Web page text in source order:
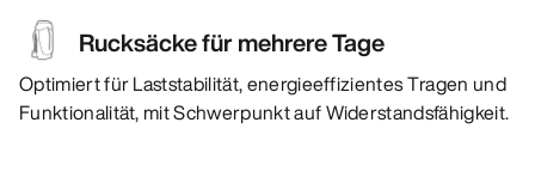
Rucksäcke für mehrere Tage
Optimiert für Laststabilität, energieeffizientes Tragen und
Funktionalität, mit Schwerpunkt auf Widerstandsfähigkeit.